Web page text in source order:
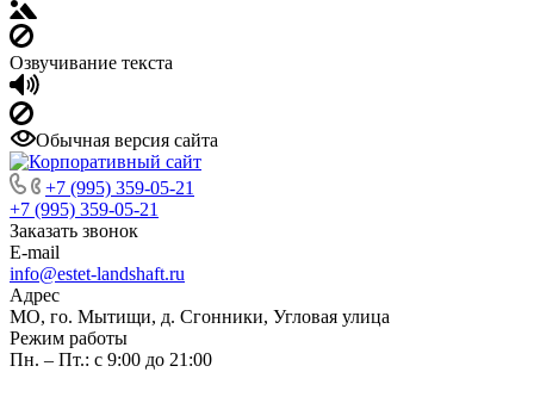
Озвучивание текста
Обычная версия сайта
+7 (995) 359-05-21
+7 (995) 359-05-21
Заказать звонок
E-mail
info@estet-landshaft.ru
Адрес
МО, го. Мытищи, д. Сгонники, Угловая улица
Режим работы
Пн. – Пт.: с 9:00 до 21:00